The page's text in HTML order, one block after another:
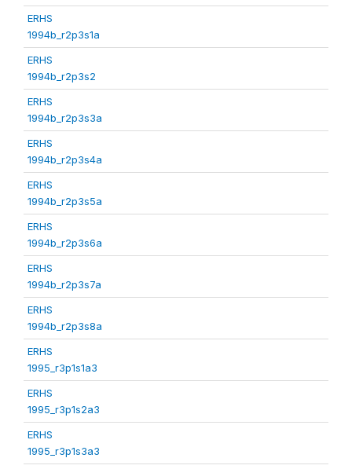
ERHS
1994b_r2p3s1a
ERHS
1994b_r2p3s2
ERHS
1994b_r2p3s3a
ERHS
1994b_r2p3s4a
ERHS
1994b_r2p3s5a
ERHS
1994b_r2p3s6a
ERHS
1994b_r2p3s7a
ERHS
1994b_r2p3s8a
ERHS
1995_r3p1s1a3
ERHS
1995_r3p1s2a3
ERHS
1995_r3p1s3a3